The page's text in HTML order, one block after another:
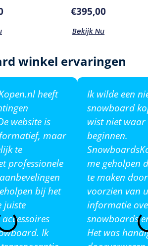
€395,00
Bekijk Nu
winkel ervaringen
heeft
website is
maar
te
professionele
bij het
juiste
Ik
Ik wilde een
snowboard
wist niet waar
beginnen.
me geholpen
te maken
voorzien van
informatie
snowboards
Het was